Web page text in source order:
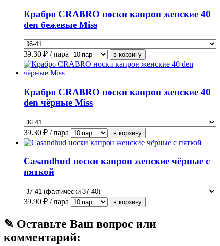
Крабро CRABRO носки капрон женские 40
den бежевые Miss
39.30 ₽ / пара
Крабро CRABRO носки капрон женские 40
den чёрные Miss
39.30 ₽ / пара
Casandhud носки капрон женские чёрные с
пяткой
39.90 ₽ / пара
✎ Оставьте Ваш вопрос или
комментарий: